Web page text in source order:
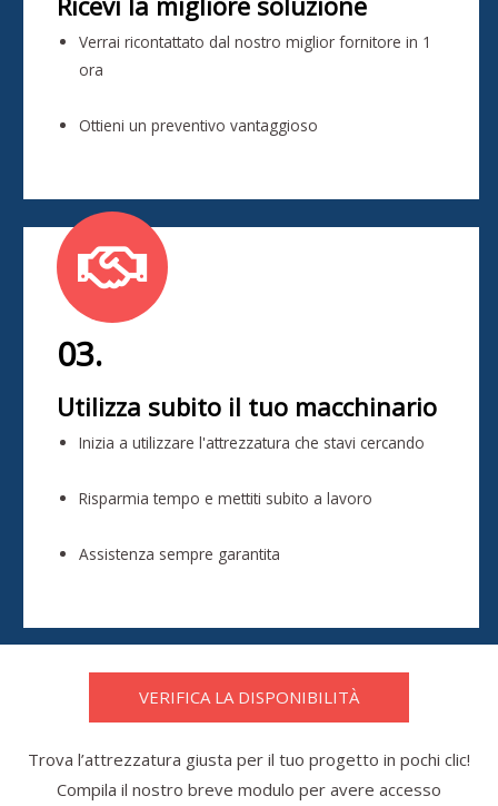
Verrai ricontattato dal nostro miglior fornitore in 1
ora
Ottieni un preventivo vantaggioso
03.
Utilizza subito il tuo macchinario
Inizia a utilizzare l'attrezzatura che stavi cercando
Risparmia tempo e mettiti subito a lavoro
Assistenza sempre garantita
VERIFICA LA DISPONIBILITÀ
Trova l’attrezzatura giusta per il tuo progetto in pochi clic!
Compila il nostro breve modulo per avere accesso